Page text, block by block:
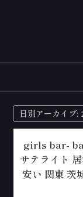
日別アーカイブ:
girls bar-
サテライト
安い 関東 茨